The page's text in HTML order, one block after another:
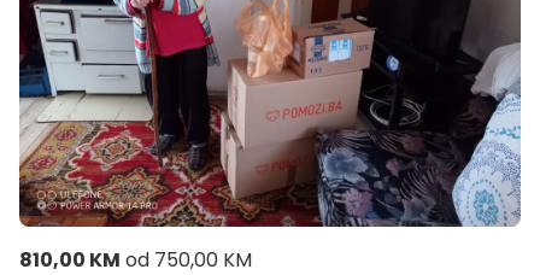
810,00 KM od 750,00 KM